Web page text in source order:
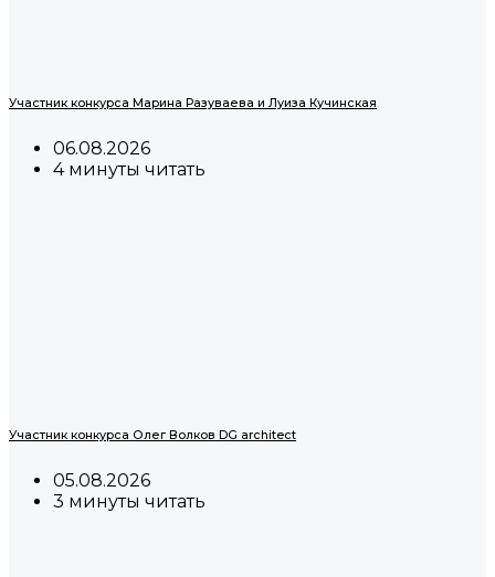
Участник конкурса Марина Разуваева и Луиза Кучинская
06.08.2026
4 минуты читать
Участник конкурса Олег Волков DG architect
05.08.2026
3 минуты читать